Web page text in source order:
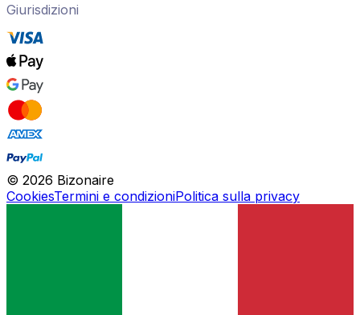
Giurisdizioni
© 2026 Bizonaire
CookiesTermini e condizioniPolitica sulla privacy